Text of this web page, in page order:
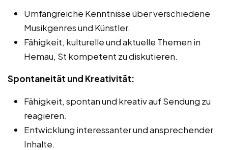
Umfangreiche Kenntnisse über verschiedene
Musikgenres und Künstler.
Fähigkeit, kulturelle und aktuelle Themen in
Hemau, St kompetent zu diskutieren.
Spontaneität und Kreativität:
Fähigkeit, spontan und kreativ auf Sendung zu
reagieren.
Entwicklung interessanter und ansprechender
Inhalte.